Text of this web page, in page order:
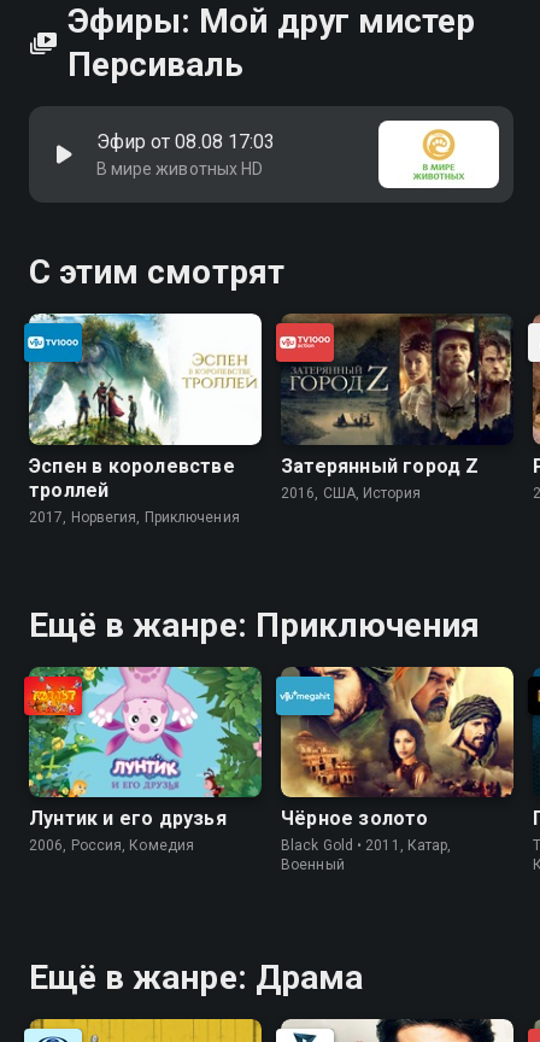
Эфиры: Мой друг мистер
Персиваль
Эфир от 08.08 17:03
В мире животных HD
С этим смотрят
Эспен в королевстве
троллей
2017, Норвегия, Приключения
Затерянный город Z
2016, США, История
Ещё в жанре: Приключения
Лунтик и его друзья
2006, Россия, Комедия
Чёрное золото
Black Gold • 2011, Катар,
Военный
Ещё в жанре: Драма